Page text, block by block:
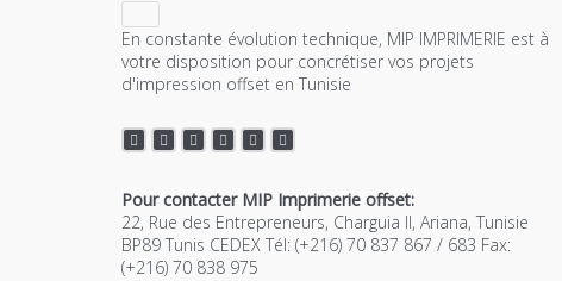
En constante évolution technique, MIP IMPRIMERIE est à
votre disposition pour concrétiser vos projets
d'impression offset en Tunisie
Pour contacter MIP Imprimerie offset:
22, Rue des Entrepreneurs, Charguia II, Ariana, Tunisie
BP89 Tunis CEDEX Tél: (+216) 70 837 867 / 683 Fax:
(+216) 70 838 975